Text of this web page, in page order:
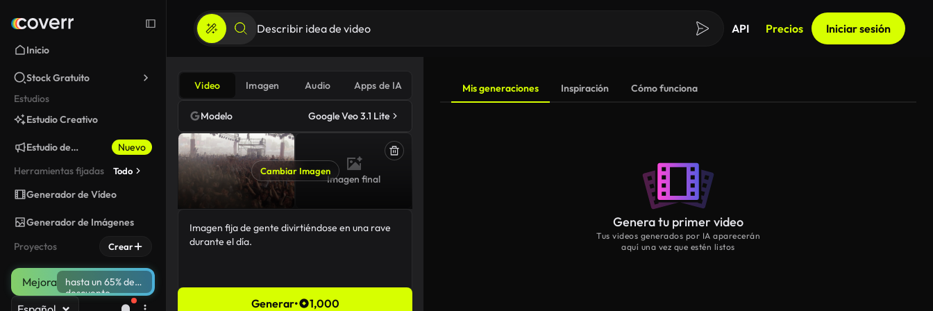
Inicio
Stock Gratuito
Estudios
Estudio Creativo
Estudio de
Nuevo
Herramientas fijadas
Todo
Generador de Vídeo
Generador de Imágenes
Proyectos
Crear
Mejora
hasta un 65% de
descuento
API Precios Iniciar sesión
Video Imagen Audio Apps de IA
Modelo Google Veo 3.1 Lite
Cambiar Imagen
Imagen final
Generar• 1,000
Mis generaciones Inspiración Cómo funciona
Genera tu primer video
Tus videos generados por IA aparecerán
aquí una vez que estén listos